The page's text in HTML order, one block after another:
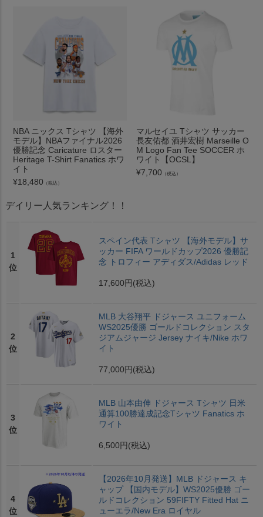
NBA ニックス Tシャツ 【海外
モデル】NBAファイナル2026
優勝記念 Caricature ロスター
Heritage T-Shirt Fanatics ホワ
イト
¥18,480 （税込）
マルセイユ Tシャツ サッカー
長友佑都 酒井宏樹 Marseille O
M Logo Fan Tee SOCCER ホ
ワイト【OCSL】
¥7,700 （税込）
デイリー人気ランキング！！
1
位
スペイン代表 Tシャツ 【海外モデル】サ
ッカー FIFA ワールドカップ2026 優勝記
念 トロフィー アディダス/Adidas レッド
17,600円 (税込)
2
位
MLB 大谷翔平 ドジャース ユニフォーム
WS2025優勝 ゴールドコレクション スタ
ジアムジャージ Jersey ナイキ/Nike ホワ
イト
77,000円 (税込)
3
位
MLB 山本由伸 ドジャース Tシャツ 日米
通算100勝達成記念Tシャツ Fanatics ホ
ワイト
6,500円 (税込)
4
位
【2026年10月発送】MLB ドジャース キ
ャップ 【国内モデル】WS2025優勝 ゴー
ルドコレクション 59FIFTY Fitted Hat ニ
ューエラ/New Era ロイヤル